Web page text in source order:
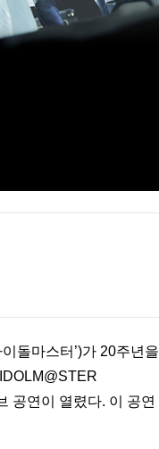
돌마스터’)가 20주년을
공연이 열렸다. 이 공연